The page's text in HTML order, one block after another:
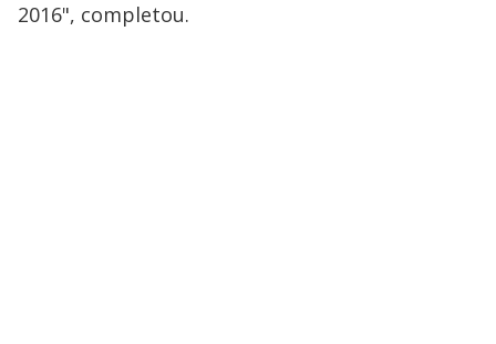
2016", completou.